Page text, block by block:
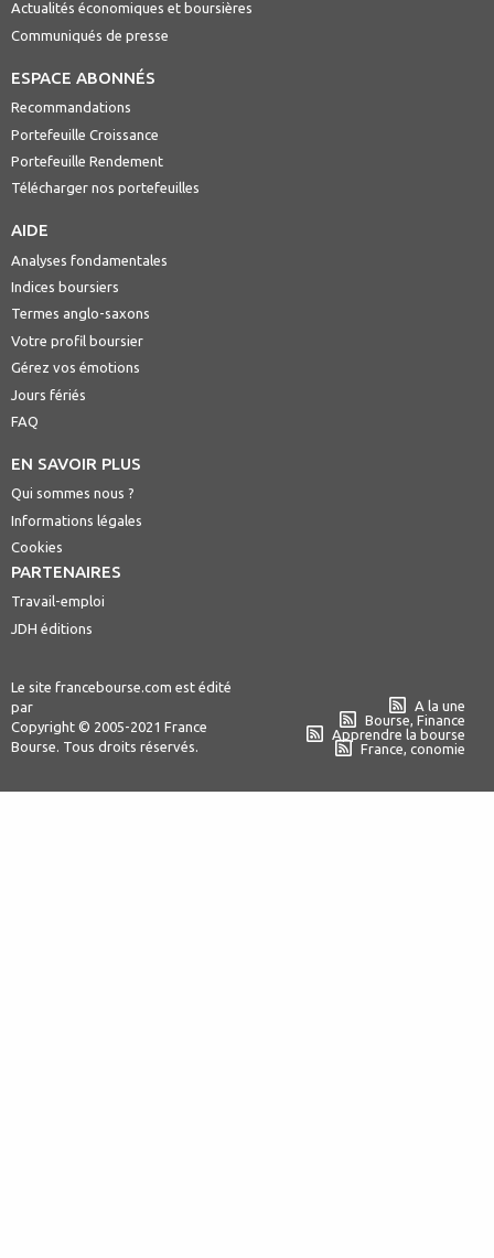
Actualités économiques et boursières
Communiqués de presse
ESPACE ABONNÉS
Recommandations
Portefeuille Croissance
Portefeuille Rendement
Télécharger nos portefeuilles
AIDE
Analyses fondamentales
Indices boursiers
Termes anglo-saxons
Votre profil boursier
Gérez vos émotions
Jours fériés
FAQ
EN SAVOIR PLUS
Qui sommes nous ?
Informations légales
Cookies
PARTENAIRES
Travail-emploi
JDH éditions
Le site francebourse.com est édité
par
Copyright © 2005-2021 France
Bourse. Tous droits réservés.
A la une
Bourse, Finance
Apprendre la bourse
France, conomie